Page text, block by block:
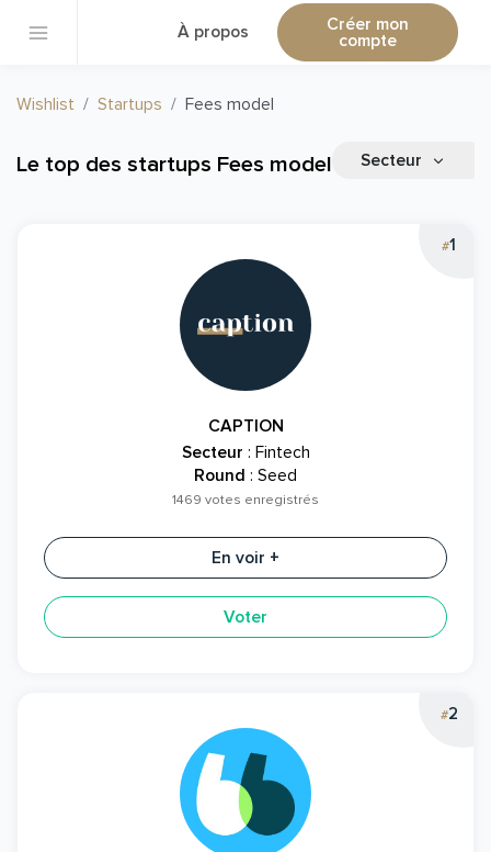
À propos Créer mon
compte
Wishlist Startups Fees model
Le top des startups Fees model Secteur
#1
CAPTION
Secteur : Fintech
Round : Seed
1469 votes enregistrés
En voir +
Voter
#2